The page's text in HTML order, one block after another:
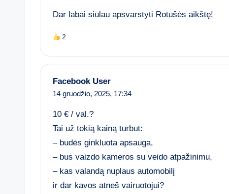
Dar labai siūlau apsvarstyti Rotušės aikštę!
2
Facebook User
14 gruodžio, 2025, 17:34
10 € / val.?
Tai už tokią kainą turbūt:
– budės ginkluota apsauga,
– bus vaizdo kameros su veido atpažinimu,
– kas valandą nuplaus automobilį
ir dar kavos atneš vairuotojui?